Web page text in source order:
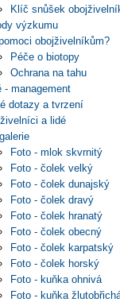
Klíč snůšek
výzkumu
obojživelníkům?
Péče o biotopy
Ochrana na tahu
- management
dotazy a tvrzení
a lidé
Foto - mlok skvrnitý
Foto - čolek velký
Foto - čolek dunajský
Foto - čolek dravý
Foto - čolek hranatý
Foto - čolek obecný
Foto - čolek karpatský
Foto - čolek horský
Foto - kuňka ohnivá
Foto - kuňka